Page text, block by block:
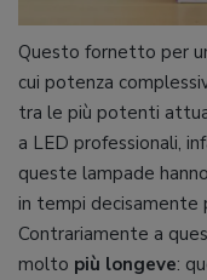
Questo fornetto per
cui potenza
tra le più potenti
a LED professionali,
queste lampade
in tempi decisamente
Contrariamente a
molto più longeve: